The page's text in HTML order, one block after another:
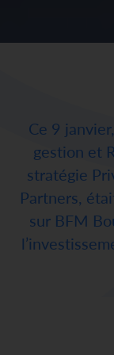
Ce 9
gestion et
stratégie
Partners,
sur BFM